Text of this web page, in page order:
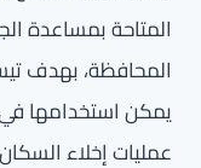
المتاحة بمساعدة
المحافظة، بهدف
يمكن استخدامها
عمليات إخلاء